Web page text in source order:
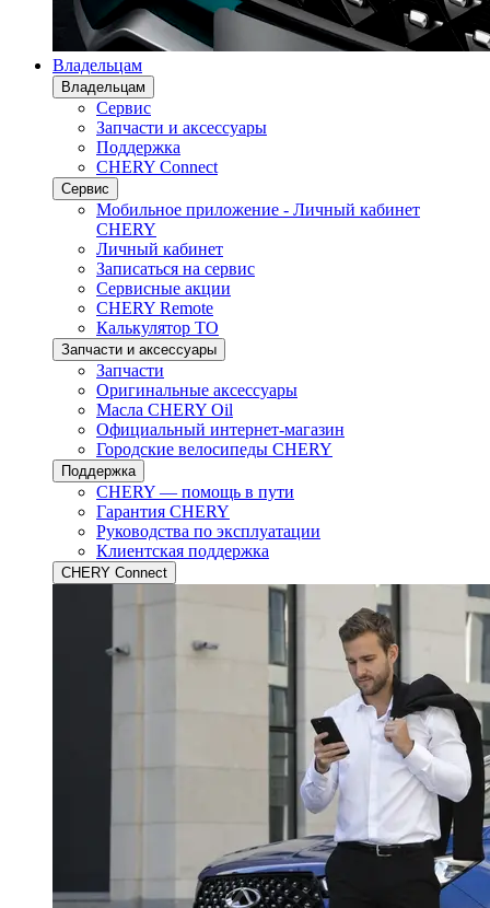
Владельцам
Владельцам
Сервис
Запчасти и аксессуары
Поддержка
CHERY Connect
Сервис
Мобильное приложение - Личный кабинет
CHERY
Личный кабинет
Записаться на сервис
Сервисные акции
CHERY Remote
Калькулятор ТО
Запчасти и аксессуары
Запчасти
Оригинальные аксессуары
Масла CHERY Oil
Официальный интернет-магазин
Городские велосипеды CHERY
Поддержка
CHERY — помощь в пути
Гарантия CHERY
Руководства по эксплуатации
Клиентская поддержка
CHERY Connect